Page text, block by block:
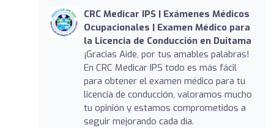
CRC Medicar IPS | Exámenes Médicos
Ocupacionales | Examen Médico para
la Licencia de Conducción en Duitama
¡Gracias Aide, por tus amables palabras!
En CRC Medicar IPS todo es más fácil
para obtener el examen médico para tu
licencia de conducción, valoramos mucho
tu opinión y estamos comprometidos a
seguir mejorando cada día.